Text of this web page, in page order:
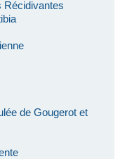
Récidivantes
de Gougerot et